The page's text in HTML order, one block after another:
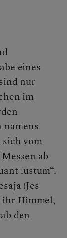
eines
nur
im
namens
vom
ab
iustum“.
(Jes
ihr Himmel,
den